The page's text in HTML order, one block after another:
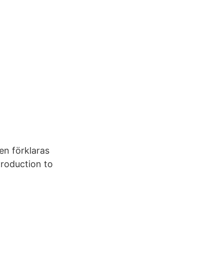
förklaras
to